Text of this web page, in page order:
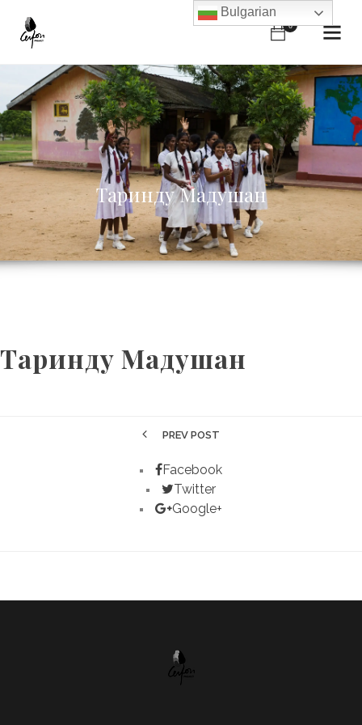
0
Таринду Мадушан
Таринду Мадушан
PREV POST
Facebook
Twitter
Google+
Bulgarian